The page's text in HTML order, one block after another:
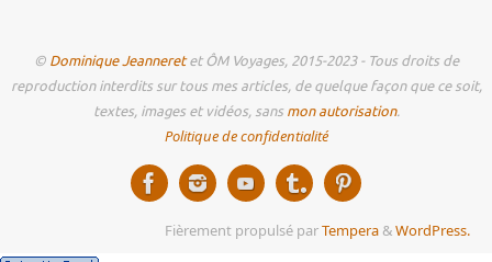
© Dominique Jeanneretet ÔM Voyages, 2015-2023 - Tous droits de
reproduction interdits sur tous mes articles, de quelque façon que ce soit,
textes, images et vidéos, sans mon autorisation.
Politique de confidentialité
Fièrement propulsé parTempera &WordPress.